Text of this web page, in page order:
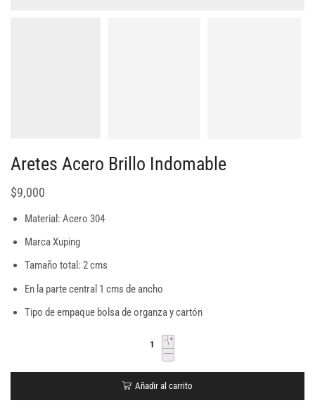
Aretes Acero Brillo Indomable
$9,000
Material: Acero 304
Marca Xuping
Tamaño total: 2 cms
En la parte central 1 cms de ancho
Tipo de empaque bolsa de organza y cartón
Añadir al carrito